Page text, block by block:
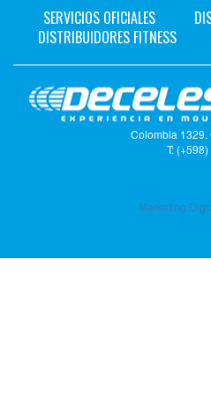
SERVICIOS OFICIALES
DISTRIBUIDORES FITNESS
Colombia 1329.
T:
Marketing